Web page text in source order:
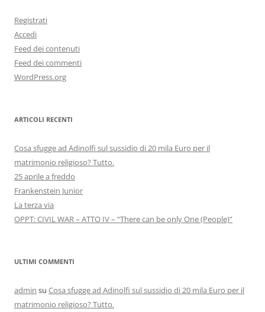
Registrati
Accedi
Feed dei contenuti
Feed dei commenti
WordPress.org
ARTICOLI RECENTI
Cosa sfugge ad Adinolfi sul sussidio di 20 mila Euro per il
matrimonio religioso? Tutto.
25 aprile a freddo
Frankenstein Junior
La terza via
OPPT: CIVIL WAR – ATTO IV – “There can be only One (People)”
ULTIMI COMMENTI
admin su Cosa sfugge ad Adinolfi sul sussidio di 20 mila Euro per il
matrimonio religioso? Tutto.